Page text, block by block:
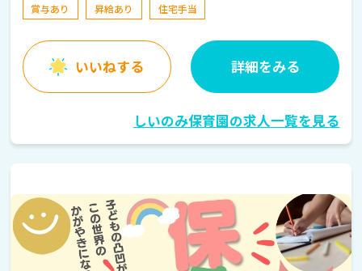
賞与あり
昇給あり 住宅手当
いいねする 詳細をみる
しいのみ保育園の求人一覧を見る